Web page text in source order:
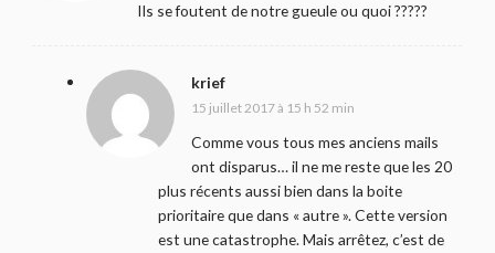
Ils se foutent de notre gueule ou quoi ?????
krief
15 juillet 2017 à 15 h 52 min
Comme vous tous mes anciens mails
ont disparus… il ne me reste que les 20
plus récents aussi bien dans la boite
prioritaire que dans « autre ». Cette version
est une catastrophe. Mais arrêtez, c’est de